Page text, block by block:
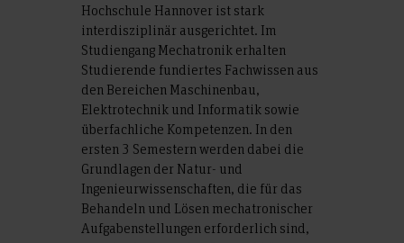
Hochschule Hannover ist stark
interdisziplinär ausgerichtet. Im
Studiengang Mechatronik erhalten
Studierende fundiertes Fachwissen aus
den Bereichen Maschinenbau,
Elektrotechnik und Informatik sowie
überfachliche Kompetenzen. In den
ersten 3 Semestern werden dabei die
Grundlagen der Natur- und
Ingenieurwissenschaften, die für das
Behandeln und Lösen mechatronischer
Aufgabenstellungen erforderlich sind,